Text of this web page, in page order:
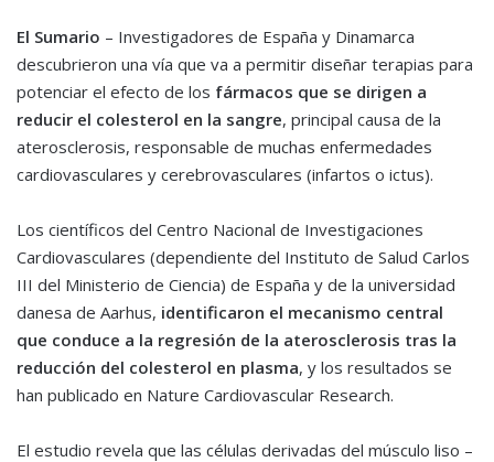
El Sumario – Investigadores de España y Dinamarca
descubrieron una vía que va a permitir diseñar terapias para
potenciar el efecto de los fármacos que se dirigen a
reducir el colesterol en la sangre, principal causa de la
aterosclerosis, responsable de muchas enfermedades
cardiovasculares y cerebrovasculares (infartos o ictus).
Los científicos del Centro Nacional de Investigaciones
Cardiovasculares (dependiente del Instituto de Salud Carlos
III del Ministerio de Ciencia) de España y de la universidad
danesa de Aarhus, identificaron el mecanismo central
que conduce a la regresión de la aterosclerosis tras la
reducción del colesterol en plasma, y los resultados se
han publicado en Nature Cardiovascular Research.
El estudio revela que las células derivadas del músculo liso –